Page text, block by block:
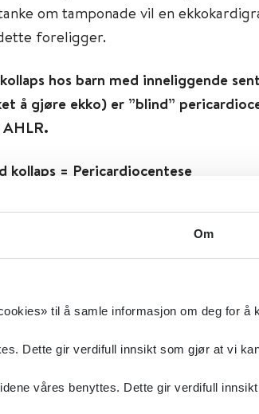
Om
til å samle informasjon om deg for å
Dette gir verdifull innsikt som gjør at vi
våres benyttes. Dette gir verdifull
om tamponade vil en
foreligger.
hos barn med inneliggende
å gjøre ekko) er ”blind”
kollaps = Pericardiocentese
G)
og hansker (hvis man har tid)
tid)